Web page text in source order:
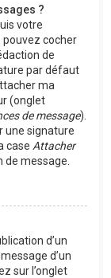
?
votre
pouvez cocher
de
par défaut
ma
(onglet
de message).
une signature
case Attacher
message.
d’un
d’un
sur l’onglet